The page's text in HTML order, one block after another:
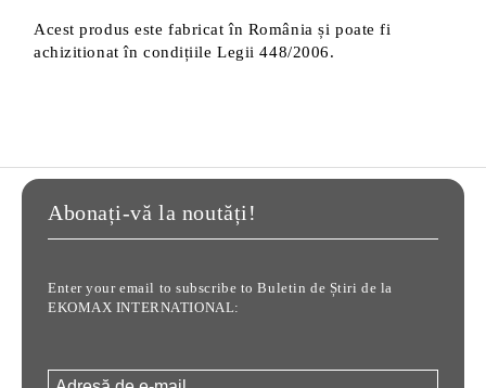
Acest produs este fabricat în România și poate fi
achizitionat în condițiile Legii 448/2006.
Abonați-vă la noutăți!
Enter your email to subscribe to Buletin de Știri de la
EKOMAX INTERNATIONAL: